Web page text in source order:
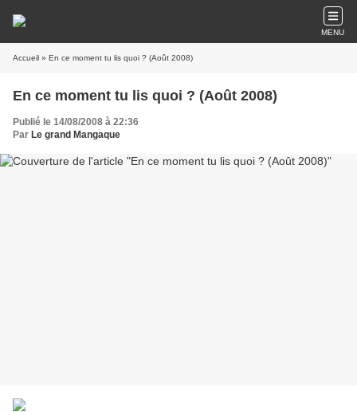
MENU
Accueil » En ce moment tu lis quoi ? (Août 2008)
En ce moment tu lis quoi ? (Août 2008)
Publié le 14/08/2008 à 22:36
Par Le grand Mangaque